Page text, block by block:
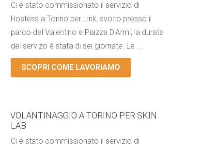
Ci è stato commissionato il servizio di
Hostess a Torino per Link, svolto presso il
parco del Valentino e Piazza D'Armi, la durata
del servizo è stata di sei giornate. Le ...
SCOPRI COME LAVORIAMO
VOLANTINAGGIO A TORINO PER SKIN
LAB
Ci è stato commissionato il servizio di